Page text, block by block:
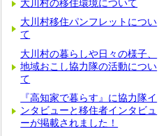
大川村の移住環境について
大川村移住パンフレットについ
て
大川村の暮らしや日々の様子、
地域おこし協力隊の活動につい
て
『高知家で暮らす』に協力隊イ
ンタビューと移住者インタビュ
ーが掲載されました！